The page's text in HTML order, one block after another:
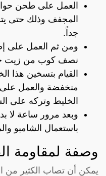
العمل على طحن
المجفف وذلك حتى
جداً.
ومن ثم العمل على
نصف كوب من زيت
القيام بتسخين هذا
منخفضة والعمل على
الخليط وتركه على
وبعد مرور ساعة لا
باستعمال الشامبو
وصفة لمقاومة
يمكن أن تصاب الكثير من